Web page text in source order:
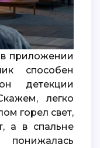
способен
детекции
легко
горел свет,
а в спальне